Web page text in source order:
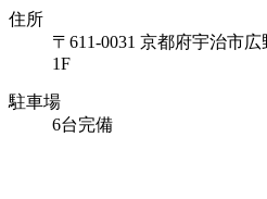
住所
〒611-0031 京都府宇治市
1F
駐車場
6台完備